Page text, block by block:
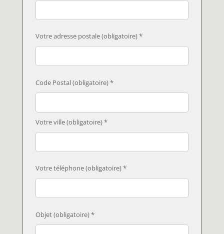
Votre adresse postale (obligatoire) *
Code Postal (obligatoire) *
Votre ville (obligatoire) *
Votre téléphone (obligatoire) *
Objet (obligatoire) *